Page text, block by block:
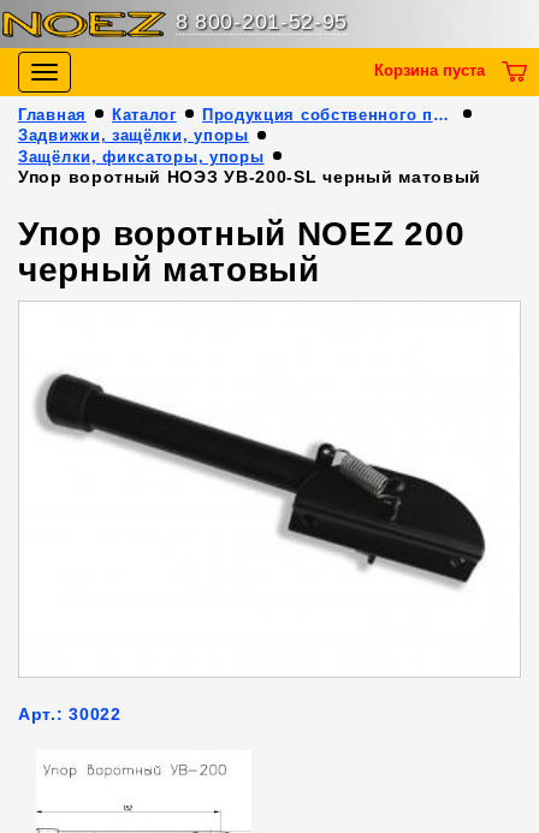
8 800-201-52-95
Toggle
navigation
Корзина пуста
Главная Каталог
Продукция собственного производства
Задвижки, защёлки, упоры
Защёлки, фиксаторы, упоры
Упор воротный НОЭЗ УВ-200-SL черный матовый
Упор воротный NOEZ 200
черный матовый
Арт.: 30022